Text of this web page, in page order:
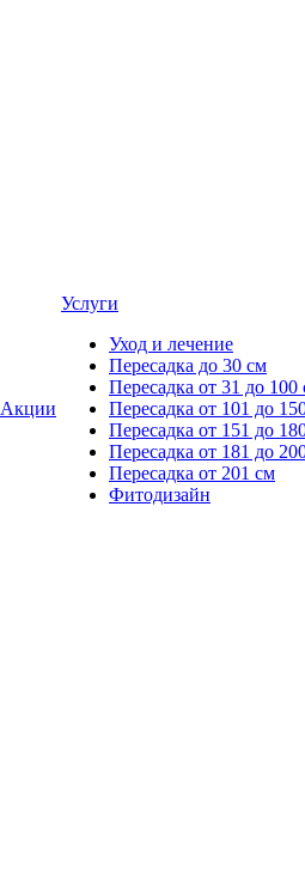
Акции
Услуги
Уход и лечение
Пересадка до 30 см
Пересадка от 31 до 100
Пересадка от 101 до
Пересадка от 151 до
Пересадка от 181 до
Пересадка от 201 см
Фитодизайн